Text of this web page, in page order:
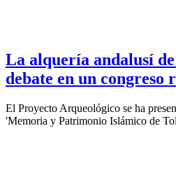
La alquería andalusí
debate en un congreso
El Proyecto Arqueológico se ha
'Memoria y Patrimonio Islámico de